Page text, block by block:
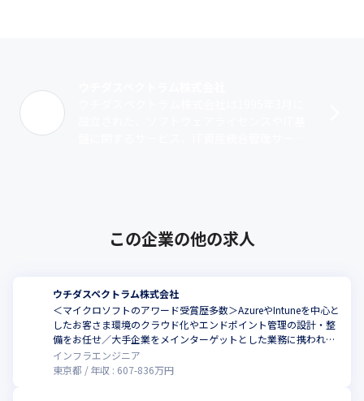
成に向けて、チームをまとめ、個々の能力を最大限に引き出す。
この企業の他の求人
ウチダスペクトラム株式会社
＜マイクロソフトのアワード受賞歴多数＞AzureやIntuneを中心と
したお客さま環境のクラウド化やエンドポイント管理の設計・整
備をお任せ／大手企業をメインターゲットとした業務に携われま
す
インフラエンジニア
東京都
年収 : 607-836万円